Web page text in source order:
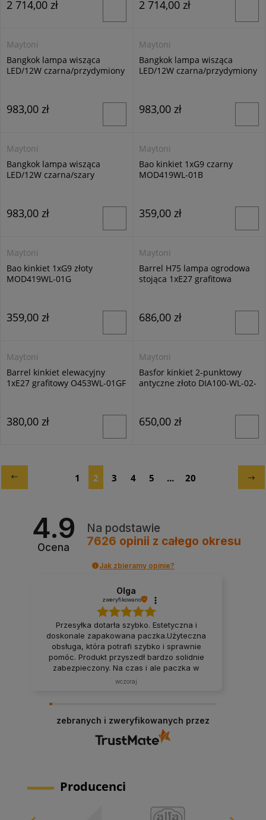
2 714,00 zł 2 714,00 zł
Maytoni
Bangkok lampa wisząca
LED/12W czarna/przydymiony
983,00 zł
Maytoni
Bangkok lampa wisząca
LED/12W czarna/przydymiony
983,00 zł
Maytoni
Bangkok lampa wisząca
LED/12W czarna/szary
983,00 zł
Maytoni
Bao kinkiet 1xG9 czarny
MOD419WL-01B
359,00 zł
Maytoni
Bao kinkiet 1xG9 złoty
MOD419WL-01G
359,00 zł
Maytoni
Barrel H75 lampa ogrodowa
stojąca 1xE27 grafitowa
686,00 zł
Maytoni
Barrel kinkiet elewacyjny
1xE27 grafitowy O453WL-01GF
380,00 zł
Maytoni
Basfor kinkiet 2-punktowy
antyczne złoto DIA100-WL-02-
650,00 zł
1 2 3 4 5 ... 20
4.9
Ocena
Na podstawie
7626 opinii z całego okresu
Jak zbieramy opinie?
Olga
zweryfikowano
Przesyłka dotarła szybko. Estetyczna i
doskonale zapakowana paczka.Użyteczna
obsługa, która potrafi szybko i sprawnie
pomóc. Produkt przyszedł bardzo solidnie
zabezpieczony. Na czas i ale paczka w
idealnym stanie, czyli podsumowując,
wczoraj
zebranych i zweryfikowanych przez
Producenci